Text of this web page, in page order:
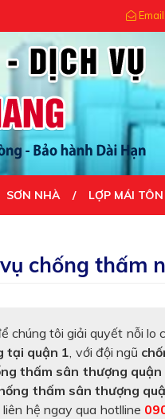
UY TÍN TẠO NÊN THÀNH
SƠN NHÀ LỢP MÁI TÔN
chống thấm
chúng tôi giải quyết nỗi lo
tại quận 1 , với đội ngũ
thấm sân thượng quận
thấm sân thượng
hệ ngay qua hotlline